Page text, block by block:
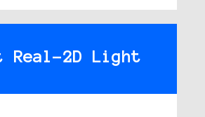
Real-2D Light